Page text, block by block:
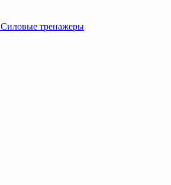
Силовые тренажеры